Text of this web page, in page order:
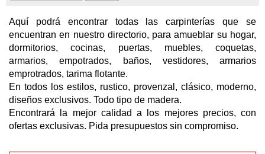
Aquí podrá encontrar todas las carpinterías que se
encuentran en nuestro directorio, para amueblar su hogar,
dormitorios, cocinas, puertas, muebles, coquetas,
armarios, empotrados, baños, vestidores, armarios
emprotrados, tarima flotante.
En todos los estilos, rustico, provenzal, clásico, moderno,
diseños exclusivos. Todo tipo de madera.
Encontrará la mejor calidad a los mejores precios, con
ofertas exclusivas. Pida presupuestos sin compromiso.